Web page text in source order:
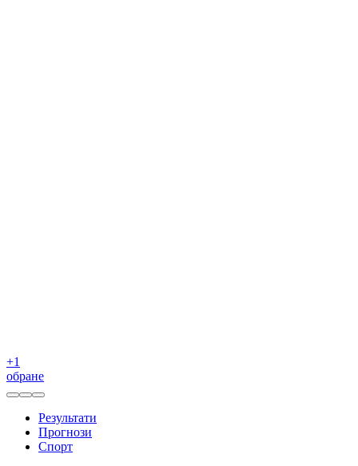
+1
обране
Результати
Прогнози
Спорт